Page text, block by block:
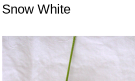
Snow White